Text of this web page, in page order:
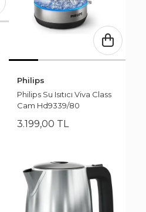
Philips
Philips Su Isıtıcı Viva Class
Cam Hd9339/80
3.199,00 TL